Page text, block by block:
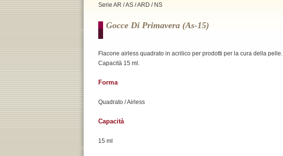
Serie AR / AS / ARD / NS
Gocce Di Primavera (as-15)
Flacone airless quadrato in acrilico per prodotti per la cura della pelle.
Capacità 15 ml.
Forma
Quadrato / Airless
Capacità
15 ml